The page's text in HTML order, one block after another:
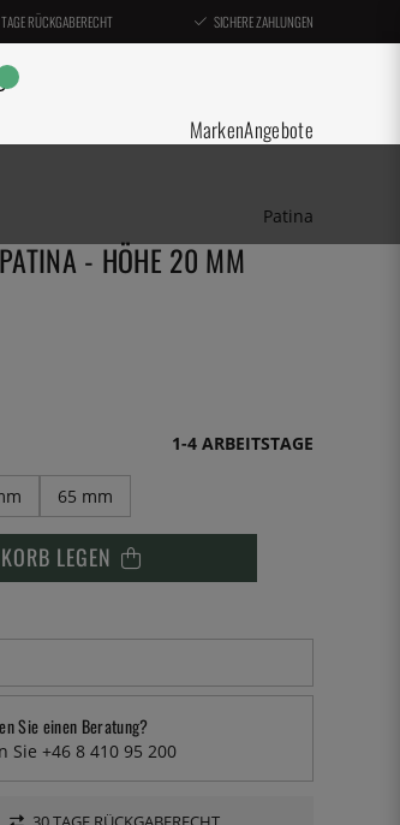
RÜCKGABERECHT SICHERE ZAHLUNGEN
MarkenAngebote
Patina
- HÖHE 20 MM
1-4 ARBEITSTAGE
65 mm
LEGEN
Sie einen Beratung?
Sie +46 8 410 95 200